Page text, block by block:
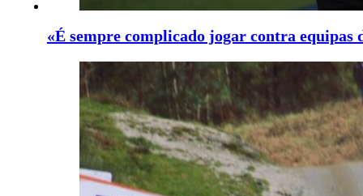
«É sempre complicado jogar contra equipas